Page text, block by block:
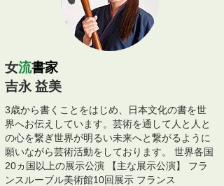
女流書家
吉永 益美
3歳から書くことをはじめ、日本文化の書を世
界へお伝えしています。芸術を通して人と人と
の心を繋ぎ世界が明るい未来へと繋がるように
願いながら芸術活動をしております。 ︎世界各国
20ヵ国以上の展示公演︎ 【主な展示公演】 フラ
ンスルーブル美術館10回展示 フランス